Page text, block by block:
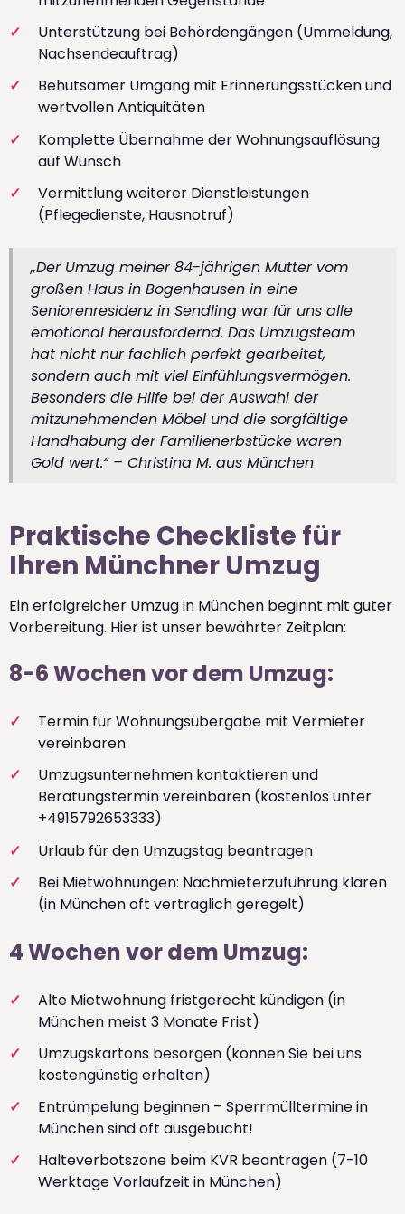
Unterstützung bei Behördengängen (Ummeldung,
Nachsendeauftrag)
Behutsamer Umgang mit Erinnerungsstücken und
wertvollen Antiquitäten
Komplette Übernahme der Wohnungsauflösung
auf Wunsch
Vermittlung weiterer Dienstleistungen
(Pflegedienste, Hausnotruf)
„Der Umzug meiner 84-jährigen Mutter vom
großen Haus in Bogenhausen in eine
Seniorenresidenz in Sendling war für uns alle
emotional herausfordernd. Das Umzugsteam
hat nicht nur fachlich perfekt gearbeitet,
sondern auch mit viel Einfühlungsvermögen.
Besonders die Hilfe bei der Auswahl der
mitzunehmenden Möbel und die sorgfältige
Handhabung der Familienerbstücke waren
Gold wert.“ – Christina M. aus München
Praktische Checkliste für
Ihren Münchner Umzug
Ein erfolgreicher Umzug in München beginnt mit guter
Vorbereitung. Hier ist unser bewährter Zeitplan:
8-6 Wochen vor dem Umzug:
Termin für Wohnungsübergabe mit Vermieter
vereinbaren
Umzugsunternehmen kontaktieren und
Beratungstermin vereinbaren (kostenlos unter
+4915792653333)
Urlaub für den Umzugstag beantragen
Bei Mietwohnungen: Nachmieterzuführung klären
(in München oft vertraglich geregelt)
4 Wochen vor dem Umzug:
Alte Mietwohnung fristgerecht kündigen (in
München meist 3 Monate Frist)
Umzugskartons besorgen (können Sie bei uns
kostengünstig erhalten)
Entrümpelung beginnen – Sperrmülltermine in
München sind oft ausgebucht!
Halteverbotszone beim KVR beantragen (7-10
Werktage Vorlaufzeit in München)